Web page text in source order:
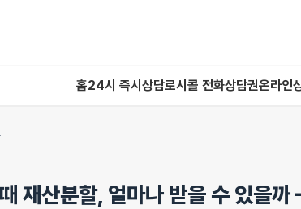
홈24시 즉시상담로시콜 전화상담권온라인
재산분할, 얼마나 받을 수 있을